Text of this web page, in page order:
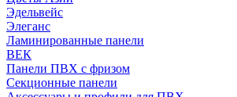
Эдельвейс
Элеганс
Ламинированные панели
ВЕК
Панели ПВХ с фризом
Секционные панели